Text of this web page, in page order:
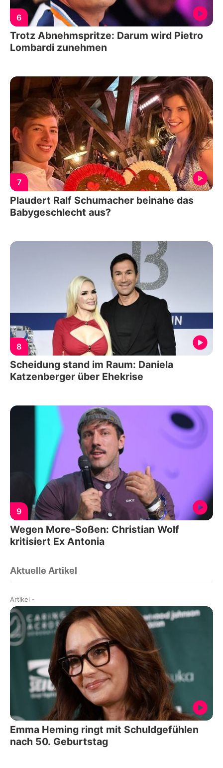
6
Trotz Abnehmspritze: Darum wird Pietro
Lombardi zunehmen
7
Plaudert Ralf Schumacher beinahe das
Babygeschlecht aus?
8
Scheidung stand im Raum: Daniela
Katzenberger über Ehekrise
9
Wegen More-Soßen: Christian Wolf
kritisiert Ex Antonia
Aktuelle Artikel
Artikel -
Emma Heming ringt mit Schuldgefühlen
nach 50. Geburtstag